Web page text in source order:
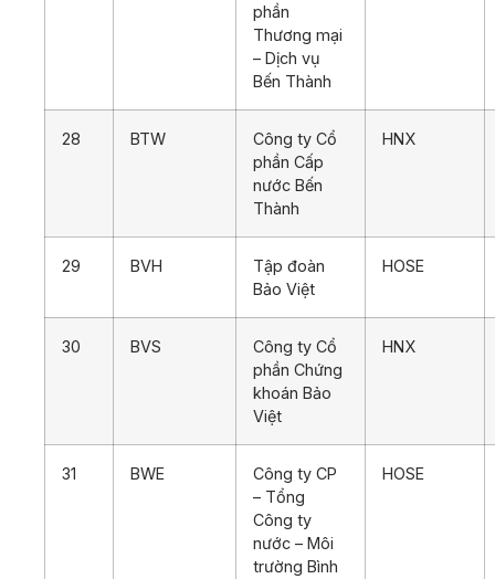
phần
Thương mại
– Dịch vụ
Bến Thành
28 BTW
Công ty Cổ
phần Cấp
nước Bến
Thành
HNX
29 BVH
Tập đoàn
Bảo Việt
HOSE
30 BVS
Công ty Cổ
phần Chứng
khoán Bảo
Việt
HNX
31 BWE
Công ty CP
– Tổng
Công ty
nước – Môi
trường Bình
HOSE